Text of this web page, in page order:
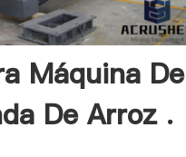
Máquina De
De Arroz .